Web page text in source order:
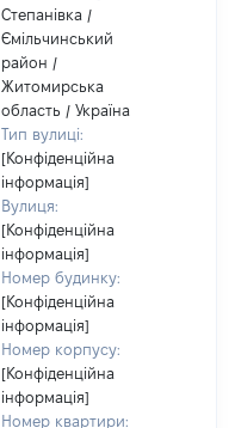
Степанівка /
Ємільчинський
район /
Житомирська
область / Україна
Тип вулиці:
[Конфіденційна
інформація]
Вулиця:
[Конфіденційна
інформація]
Номер будинку:
[Конфіденційна
інформація]
Номер корпусу:
[Конфіденційна
інформація]
Номер квартири: